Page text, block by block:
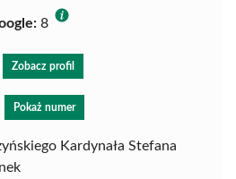
8
Zobacz profil
Pokaż numer
Kardynała Stefana